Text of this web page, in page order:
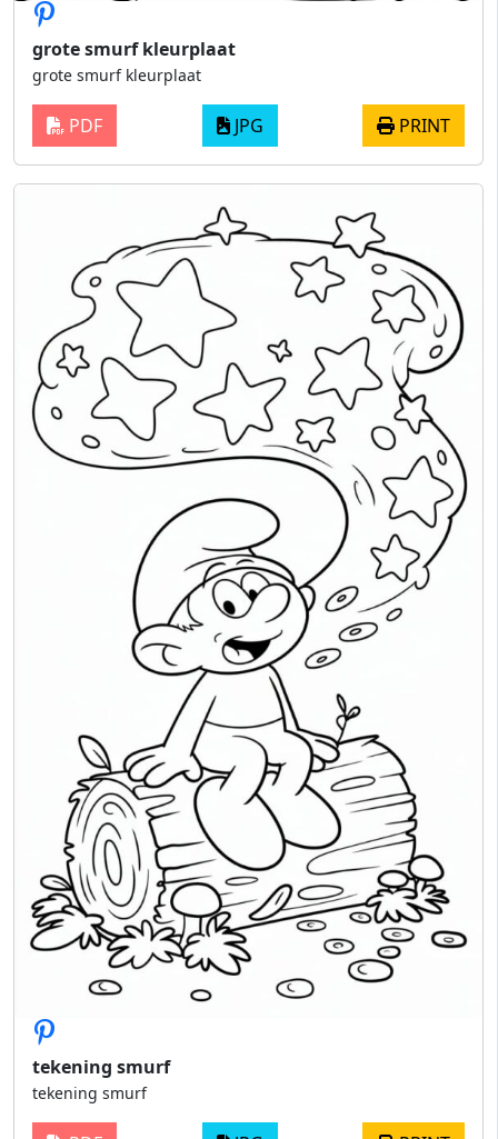
grote smurf kleurplaat
grote smurf kleurplaat
PDF JPG PRINT
tekening smurf
tekening smurf